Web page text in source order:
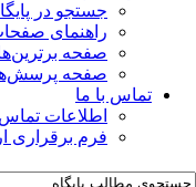
جستجو در
راهنمای
صفحه
صفحه
تماس با ما
اطلاعات تماس
فرم برقراری